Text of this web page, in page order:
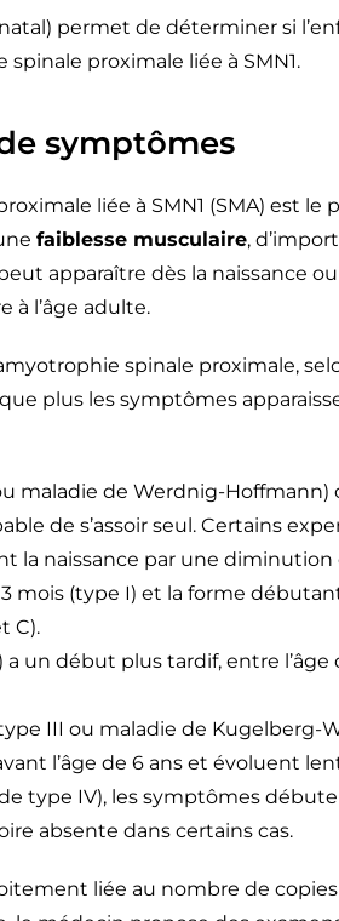
permet de déterminer si
proximale liée à SMN1.
symptômes
liée à SMN1 (SMA) est
faiblesse musculaire,
apparaître dès la naissance
à l’âge adulte.
spinale proximale,
plus les symptômes
maladie de Werdnig-Hoffmann)
de s’assoir seul. Certains
la naissance par une
mois (type I) et la forme
C).
a un début plus tardif, entre l’âge
III ou maladie de Kugelberg-
l’âge de 6 ans et évoluent
type IV), les symptômes
absente dans certains cas.
liée au nombre de copies